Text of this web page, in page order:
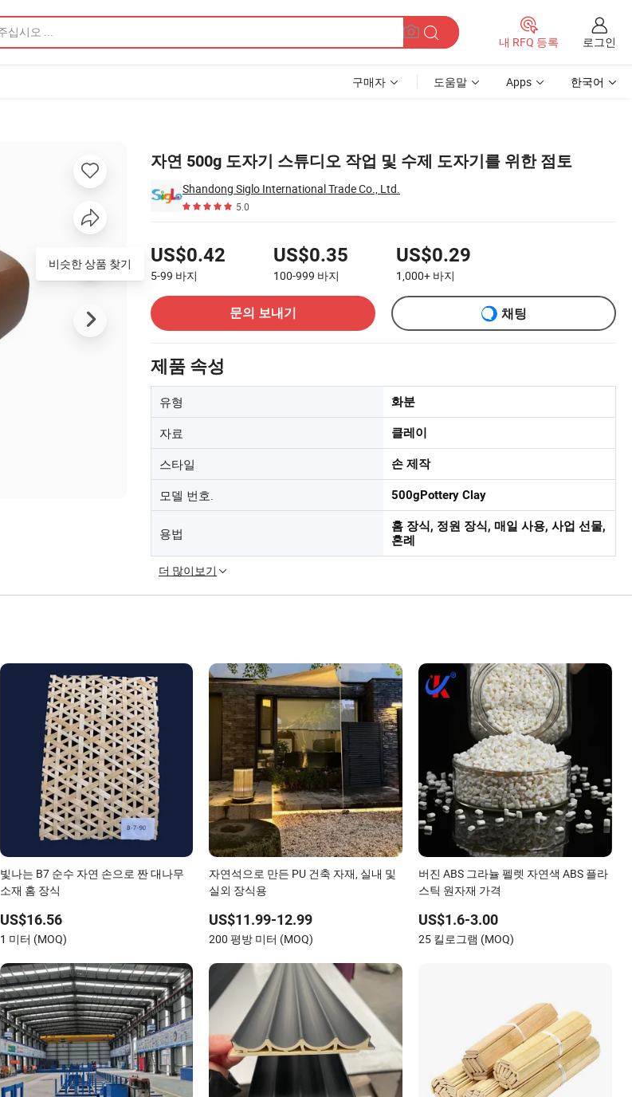
내 RFQ 등록 로그인
구매자 도움말 Apps 한국어
자연 500g 도자기 스튜디오 작업 및 수제 도자기를 위한 점토
Shandong Siglo International Trade Co., Ltd.
5.0
US$0.42
5-99 바지
US$0.35
100-999 바지
US$0.29
1,000+ 바지
문의 보내기
채팅
제품 속성
유형 화분
자료 클레이
스타일 손 제작
모델 번호. 500gPottery Clay
용법
홈 장식, 정원 장식, 매일 사용, 사업 선물,
혼례
더 많이보기
비슷한 상품 찾기
빛나는 B7 순수 자연 손으로 짠 대나무
소재 홈 장식
US$16.56
1 미터 (MOQ)
자연석으로 만든 PU 건축 자재, 실내 및
실외 장식용
US$11.99-12.99
200 평방 미터 (MOQ)
버진 ABS 그라뉼 펠렛 자연색 ABS 플라
스틱 원자재 가격
US$1.6-3.00
25 킬로그램 (MOQ)